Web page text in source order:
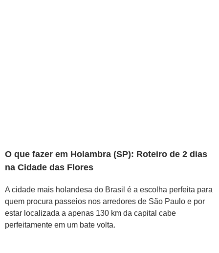
O que fazer em Holambra (SP): Roteiro de 2 dias
na Cidade das Flores
A cidade mais holandesa do Brasil é a escolha perfeita para
quem procura passeios nos arredores de São Paulo e por
estar localizada a apenas 130 km da capital cabe
perfeitamente em um bate volta.